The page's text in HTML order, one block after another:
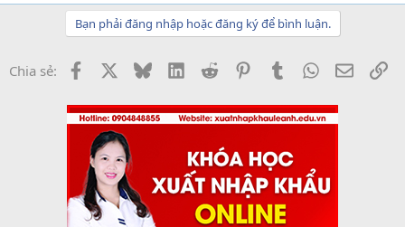
Bạn phải đăng nhập hoặc đăng ký để bình luận.
Chia sẻ: Facebook BlueskyLinkedInReddit PinterestTumblrWhatsApp
Email